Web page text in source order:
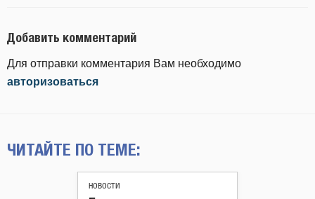
Добавить комментарий
Для отправки комментария Вам необходимо
авторизоваться
ЧИТАЙТЕ ПО ТЕМЕ:
НОВОСТИ